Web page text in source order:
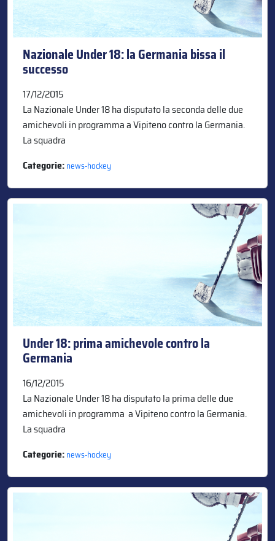
Nazionale Under 18: la Germania bissa il
successo
17/12/2015
La Nazionale Under 18 ha disputato la seconda delle due
amichevoli in programma a Vipiteno contro la Germania.
La squadra
Categorie:news-hockey
Under 18: prima amichevole contro la
Germania
16/12/2015
La Nazionale Under 18 ha disputato la prima delle due
amichevoli in programma a Vipiteno contro la Germania.
La squadra
Categorie:news-hockey